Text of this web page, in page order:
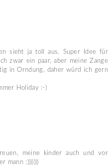
sieht ja toll aus. Super Idee für
zwar ein paar, aber meine Zange
in Orndung, daher würd ich gern
Holiday :-)
meine kinder auch und vor
mann :)))))))